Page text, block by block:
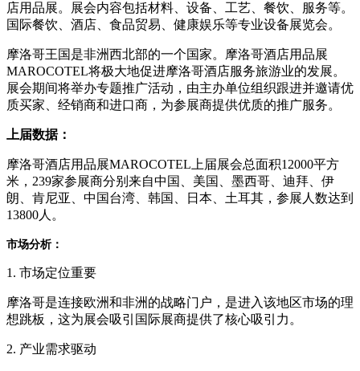
店用品展。展会内容包括材料、设备、工艺、餐饮、服务等。
国际餐饮、酒店、食品贸易、健康娱乐等专业设备展览会。
摩洛哥王国是非洲西北部的一个国家。摩洛哥酒店用品展
MAROCOTEL将极大地促进摩洛哥酒店服务旅游业的发展。
展会期间将举办专题推广活动，由主办单位组织跟进并邀请优
质买家、经销商和进口商，为参展商提供优质的推广服务。
上届数据：
摩洛哥酒店用品展MAROCOTEL上届展会总面积12000平方
米，239家参展商分别来自中国、美国、墨西哥、迪拜、伊
朗、肯尼亚、中国台湾、韩国、日本、土耳其，参展人数达到
13800人。
市场分析：
1. 市场定位重要
摩洛哥是连接欧洲和非洲的战略门户，是进入该地区市场的理
想跳板，这为展会吸引国际展商提供了核心吸引力。
2. 产业需求驱动